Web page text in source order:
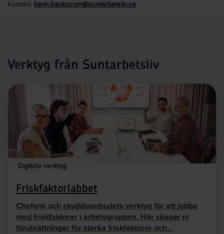
Kontakt: karin.backstrom@suntarbetsliv.se
Verktyg från Suntarbetsliv
Digitala verktyg
Friskfaktorlabbet
Chefens och skyddsombudets verktyg för att jobba
med friskfaktorer i arbetsgruppen. Här skapar ni
förutsättningar för starka friskfaktorer och…